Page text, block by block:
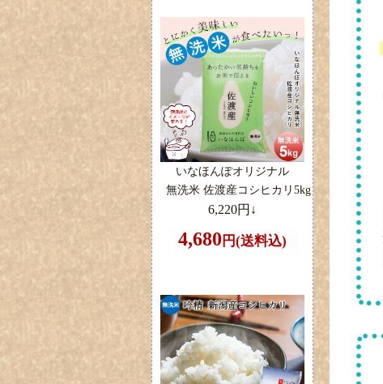
いなほんぽオリジナル
無洗米 佐渡産コシヒカリ5kg
6,220円↓
4,680 円(送料込)